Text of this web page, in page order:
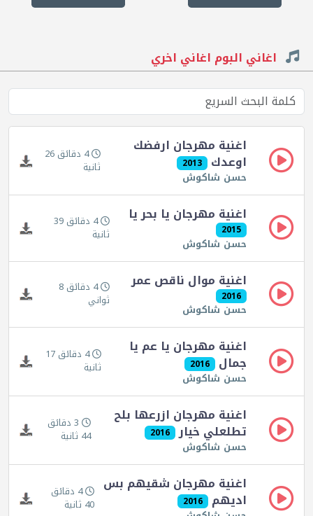
اغاني البوم اغاني اخري
اغنية مهرجان ارفضك
اوعدك 2013
حسن شاكوش
4 دقائق 26
ثانية
اغنية مهرجان يا بحر يا
2015
حسن شاكوش
4 دقائق 39
ثانية
اغنية موال ناقص عمر
2016
حسن شاكوش
4 دقائق 8
ثواني
اغنية مهرجان يا عم يا
جمال 2016
حسن شاكوش
4 دقائق 17
ثانية
اغنية مهرجان ازرعها بلح
تطلعلي خيار 2016
حسن شاكوش
3 دقائق
44 ثانية
اغنية مهرجان شقيهم بس
اديهم 2016
4 دقائق
40 ثانية